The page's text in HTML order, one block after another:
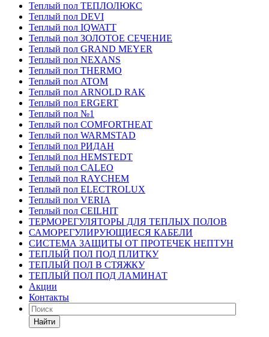
Теплый пол ТЕПЛОЛЮКС
Теплый пол DEVI
Теплый пол IQWATT
Теплый пол ЗОЛОТОЕ СЕЧЕНИЕ
Теплый пол GRAND MEYER
Теплый пол NEXANS
Теплый пол THERMO
Теплый пол ATOM
Теплый пол ARNOLD RAK
Теплый пол ERGERT
Теплый пол №1
Теплый пол COMFORTHEAT
Теплый пол WARMSTAD
Теплый пол РИДАН
Теплый пол HEMSTEDT
Теплый пол CALEO
Теплый пол RAYCHEM
Теплый пол ELECTROLUX
Теплый пол VERIA
Теплый пол CEILHIT
ТЕРМОРЕГУЛЯТОРЫ ДЛЯ ТЕПЛЫХ ПОЛОВ
САМОРЕГУЛИРУЮЩИЕСЯ КАБЕЛИ
СИСТЕМА ЗАЩИТЫ ОТ ПРОТЕЧЕК НЕПТУН
ТЕПЛЫЙ ПОЛ ПОД ПЛИТКУ
ТЕПЛЫЙ ПОЛ В СТЯЖКУ
ТЕПЛЫЙ ПОЛ ПОД ЛАМИНАТ
Акции
Контакты
Найти